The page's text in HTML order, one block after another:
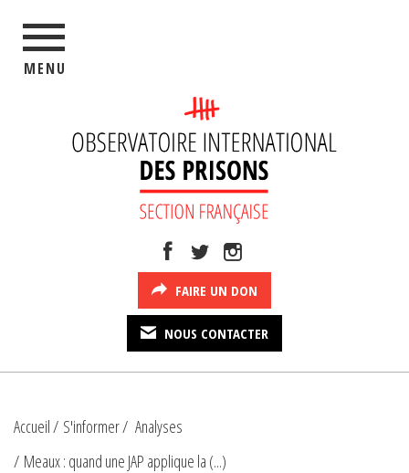
MENU
FAIRE UN DON
NOUS CONTACTER
Accueil S'informer
Analyses
Meaux : quand une JAP applique la (...)